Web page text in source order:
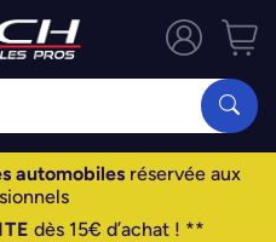
automobiles réservée aux
dès 15€ d’achat ! **